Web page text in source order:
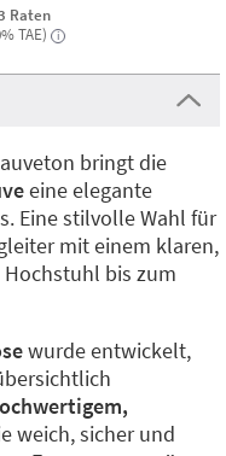
Raten
TAE)
i
bringt die
eine elegante
Eine stilvolle Wahl für
mit einem klaren,
bis zum
wurde entwickelt,
weich, sicher und